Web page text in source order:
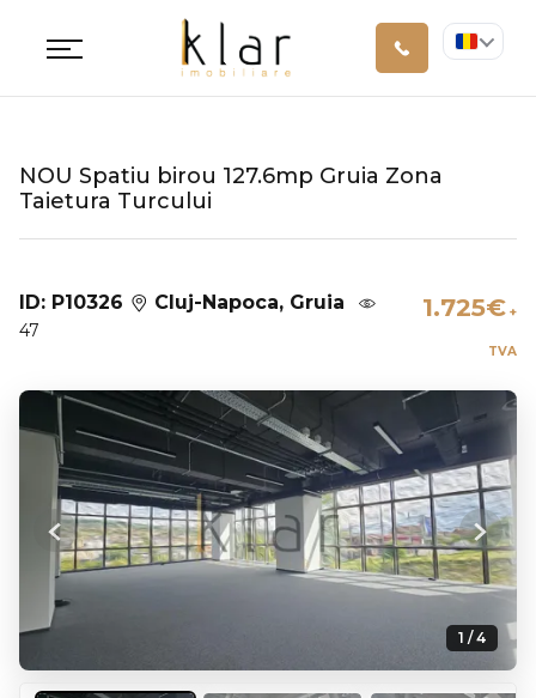
NOU Spatiu birou 127.6mp Gruia Zona
Taietura Turcului
ID: P10326 Cluj-Napoca, Gruia
47
1.725€ +
TVA
1 / 4
Previous Next